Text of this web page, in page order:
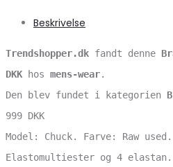
Beskrivelse
Trendshopper.dk fandt denne
DKK hos mens-wear.
Den blev fundet i kategorien
999 DKK
Model: Chuck. Farve: Raw
Elastomultiester og 4